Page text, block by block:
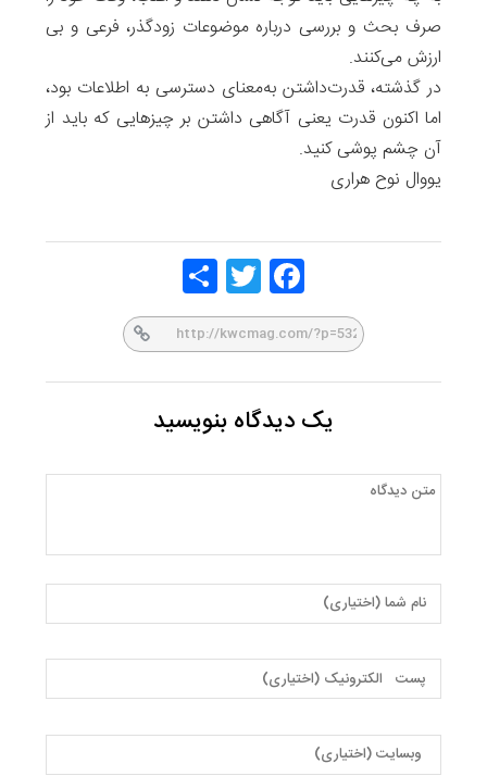
صرف بحث و بررسی درباره‌ موضوعات زودگذر، فرعی و بی
ارزش می‌کنند.
در گذشته، قدرت‌داشتن به‌معنای دسترسی به اطلاعات بود،
اما اکنون قدرت یعنی آگاهی داشتن بر چیزهایی که باید از
آن چشم پوشی کنید.
یووال ‌نوح هراری
Face
Twitt
یک دیدگاه بنویسید